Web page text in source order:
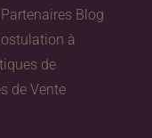
Partenaires Blog
à
de
de Vente